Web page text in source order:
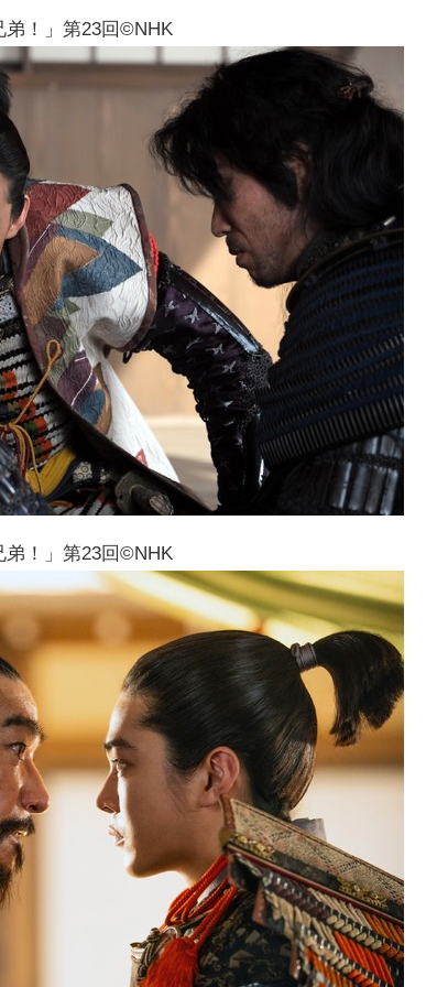
弟！」第23回©NHK
弟！」第23回©NHK